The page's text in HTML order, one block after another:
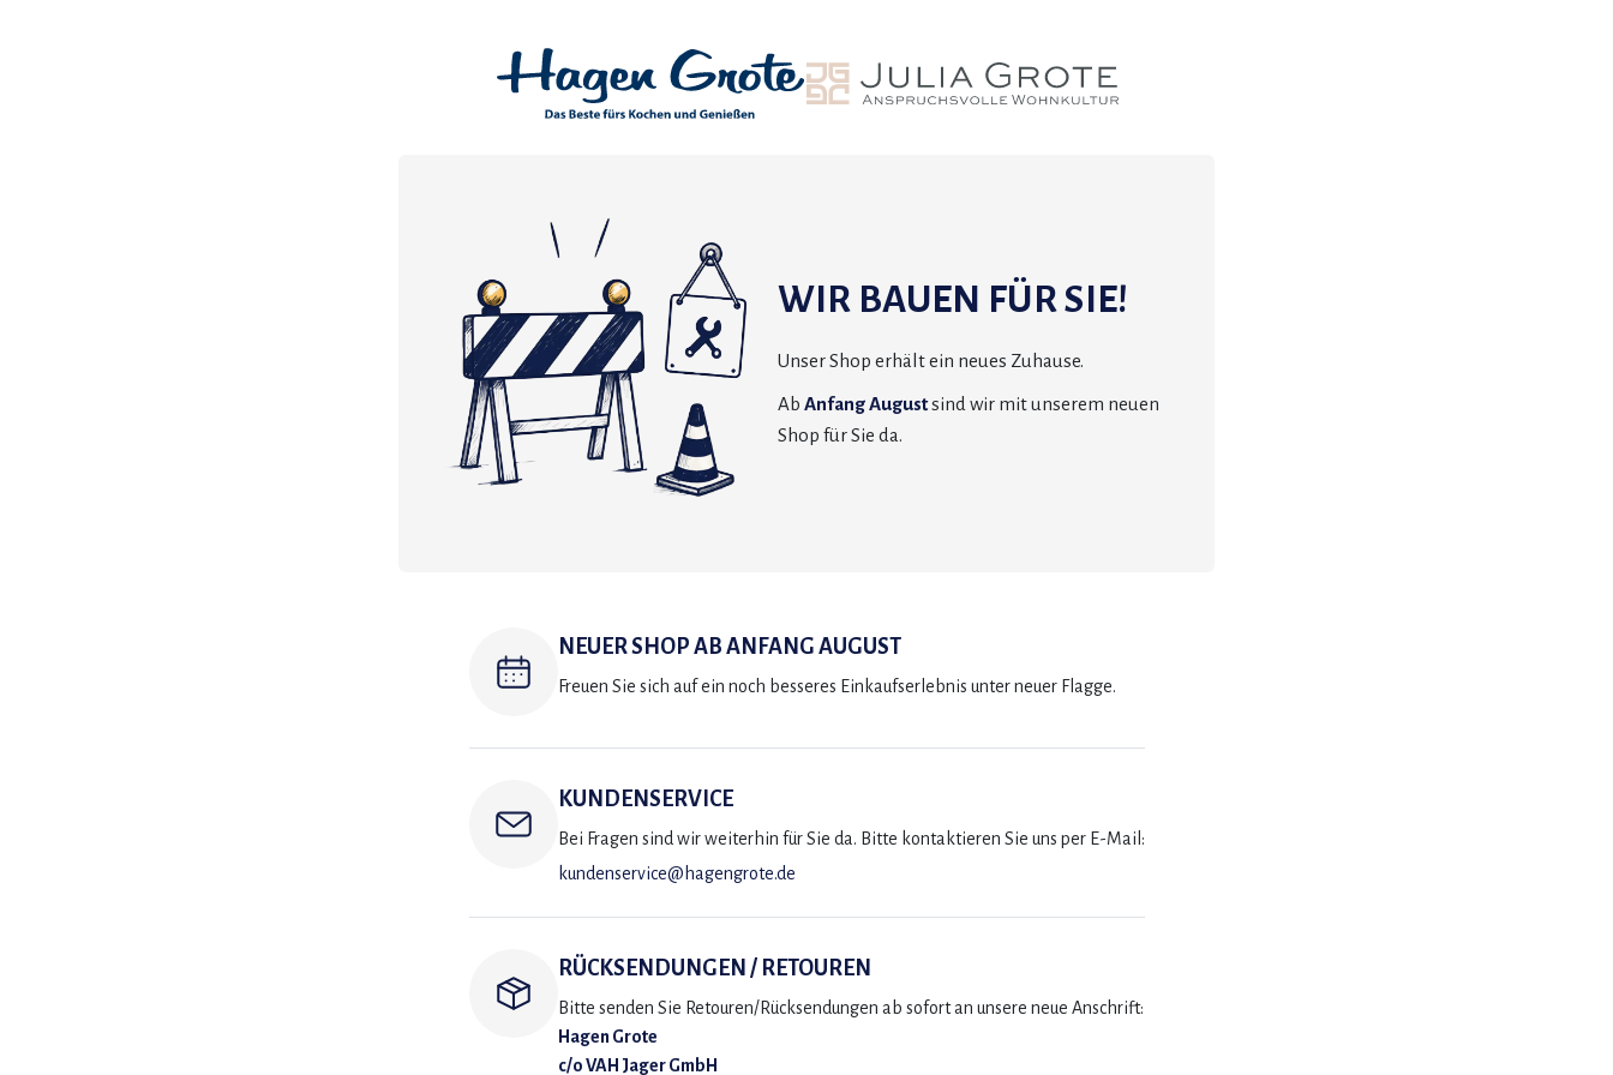
WIR BAUEN FÜR SIE!
Unser Shop erhält ein neues Zuhause.
Ab Anfang Augustsind wir mit unserem neuen
Shop für Sie da.
NEUER SHOP AB ANFANG AUGUST
Freuen Sie sich auf ein noch besseres Einkaufserlebnis unter neuer Flagge.
KUNDENSERVICE
Bei Fragen sind wir weiterhin für Sie da. Bitte kontaktieren Sie uns per E-Mail:
kundenservice@hagengrote.de
RÜCKSENDUNGEN / RETOUREN
Bitte senden Sie Retouren/Rücksendungen ab sofort an unsere neue Anschrift:
Hagen Grote
c/o VAH Jager GmbH